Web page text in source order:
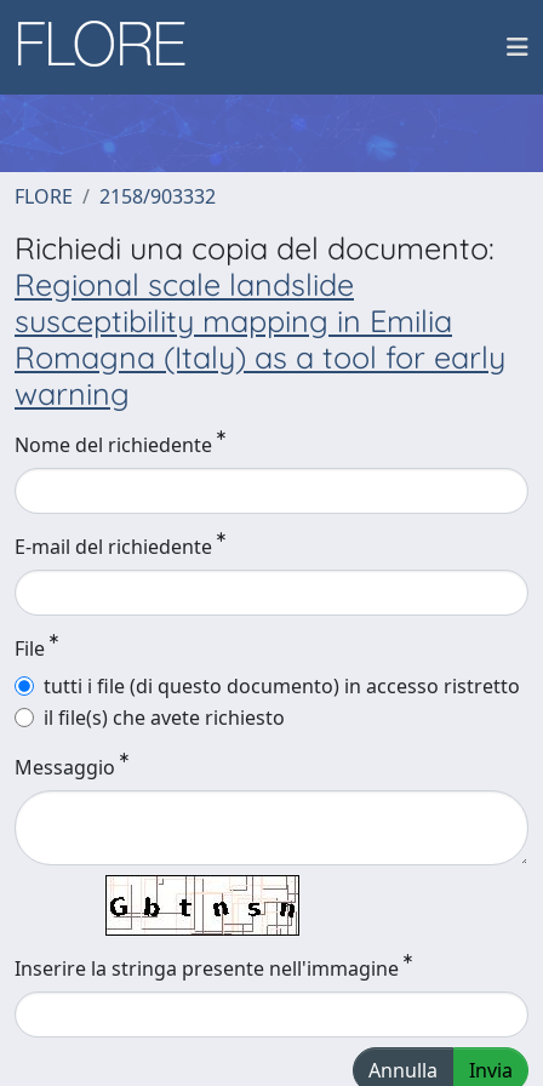
FLORE 2158/903332
Richiedi una copia del documento:
Regional scale landslide
susceptibility mapping in Emilia
Romagna (Italy) as a tool for early
warning
Nome del richiedente
E-mail del richiedente
File
tutti i file (di questo documento) in accesso ristretto
il file(s) che avete richiesto
Messaggio
Inserire la stringa presente nell'immagine
Annulla Invia